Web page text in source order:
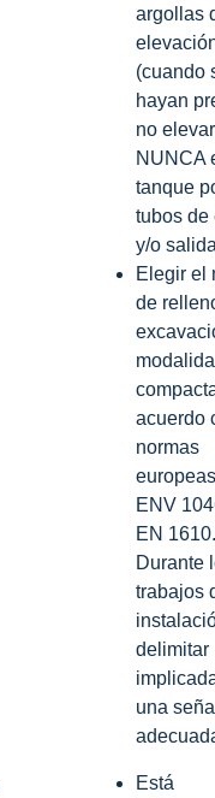
argollas
(cuando
hayan
no elevar
NUNCA
tanque
tubos de
y/o
Elegir el
de
acuerdo
normas
ENV
EN
Durante
trabajos
delimitar
una
Está